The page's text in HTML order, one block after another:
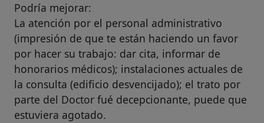
Podría mejorar:
La atención por el personal administrativo
(impresión de que te están haciendo un favor
por hacer su trabajo: dar cita, informar de
honorarios médicos); instalaciones actuales de
la consulta (edificio desvencijado); el trato por
parte del Doctor fué decepcionante, puede que
estuviera agotado.